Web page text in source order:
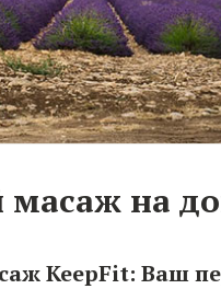
масаж на
KeepFit: Ваш